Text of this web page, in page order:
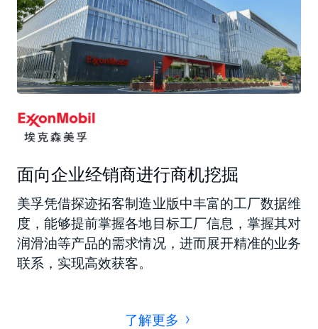
面向企业经销商进行商机挖掘
美孚凭借探迹拓客制造业版中丰富的工厂数据维
度，能够提前掌握各地目标工厂信息，掌握其对
润滑油等产品的需求情况，进而展开精准的业务
联系，实现高效获客。
了解更多